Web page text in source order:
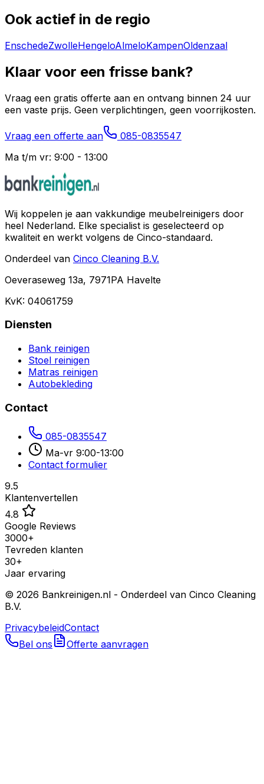
Ook actief in de regio
EnschedeZwolleHengeloAlmeloKampenOldenzaal
Klaar voor een frisse bank?
Vraag een gratis offerte aan en ontvang binnen 24 uur
een vaste prijs. Geen verplichtingen, geen voorrijkosten.
Vraag een offerte aan
085-0835547
Ma t/m vr: 9:00 - 13:00
Wij koppelen je aan vakkundige meubelreinigers door
heel Nederland. Elke specialist is geselecteerd op
kwaliteit en werkt volgens de Cinco-standaard.
Onderdeel van Cinco Cleaning B.V.
Oeveraseweg 13a, 7971PA Havelte
KvK: 04061759
Diensten
Bank reinigen
Stoel reinigen
Matras reinigen
Autobekleding
Contact
085-0835547
Ma-vr 9:00-13:00
Contact formulier
9.5
Klantenvertellen
4.8
Google Reviews
3000+
Tevreden klanten
30+
Jaar ervaring
© 2026 Bankreinigen.nl - Onderdeel van Cinco Cleaning
B.V.
PrivacybeleidContact
Bel ons
Offerte aanvragen